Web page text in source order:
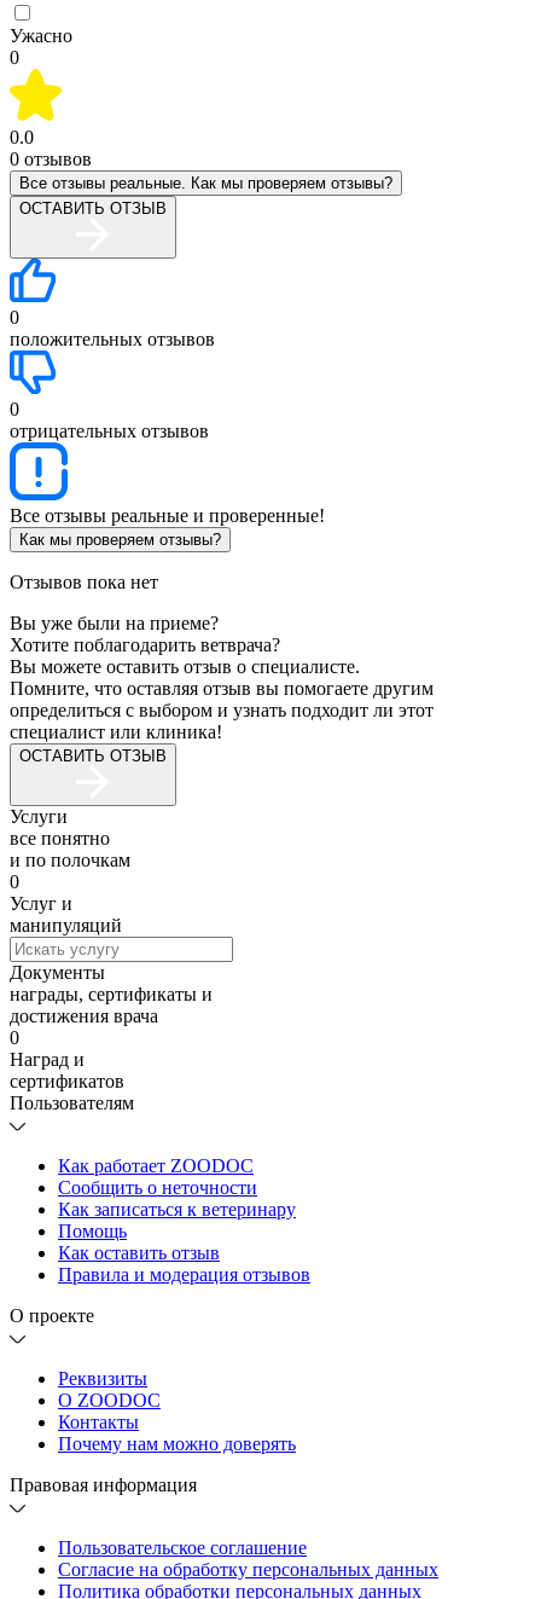
Ужасно
0
0.0
0 отзывов
Все отзывы реальные. Как мы проверяем отзывы?
ОСТАВИТЬ ОТЗЫВ
0
положительных отзывов
0
отрицательных отзывов
Все отзывы реальные и проверенные!
Как мы проверяем отзывы?
Отзывов пока нет
Вы уже были на приеме?
Хотите поблагодарить ветврача?
Вы можете оставить отзыв о специалисте.
Помните, что оставляя отзыв вы помогаете другим
определиться с выбором и узнать подходит ли этот
специалист или клиника!
ОСТАВИТЬ ОТЗЫВ
Услуги
все понятно
и по полочкам
0
Услуг и
манипуляций
Документы
награды, сертификаты и
достижения врача
0
Наград и
сертификатов
Пользователям
Как работает ZOODOC
Сообщить о неточности
Как записаться к ветеринару
Помощь
Как оставить отзыв
Правила и модерация отзывов
О проекте
Реквизиты
О ZOODOC
Контакты
Почему нам можно доверять
Правовая информация
Пользовательское соглашение
Согласие на обработку персональных данных
Политика обработки персональных данных